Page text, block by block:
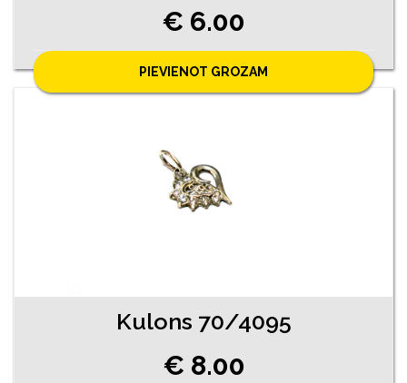
€ 6.00
PIEVIENOT GROZAM
Kulons 70/4095
€ 8.00